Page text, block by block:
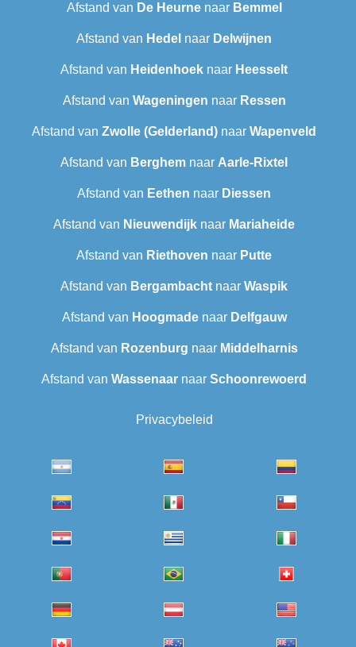
Afstand van De Heurnenaar Bemmel
Afstand van Hedel naar Delwijnen
Afstand van Heidenhoek naar Heesselt
Afstand van Wageningen naar Ressen
Afstand van Zwolle (Gelderland) naar Wapenveld
Afstand van Berghem naar Aarle-Rixtel
Afstand van Eethen naar Diessen
Afstand van Nieuwendijk naar Mariaheide
Afstand van Riethoven naar Putte
Afstand van Bergambacht naar Waspik
Afstand van Hoogmadenaar Delfgauw
Afstand van Rozenburg naar Middelharnis
Afstand van Wassenaar naar Schoonrewoerd
Privacybeleid